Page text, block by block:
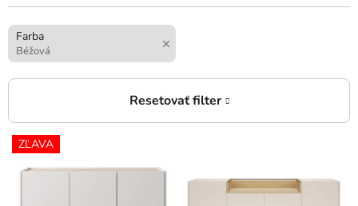
Farba
Béžová
V
ý
ZĽAVA